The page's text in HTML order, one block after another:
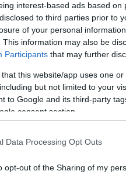
interest-based ads based
to third parties prior to
of your personal
This information may also be
Participants that may further
that this website/app uses one
but not limited to your
to Google and its third-party
consent section.
Data Processing Opt Outs
opt-out of the Sharing of my
kérelmében,
el a
újraszámolását.
Irodának (NVI)
a rendelkezésére
frissítéssel – említi
a
be delegált tagja nem